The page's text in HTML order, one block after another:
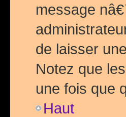
message
de laisser
Notez que
une fois que
Haut